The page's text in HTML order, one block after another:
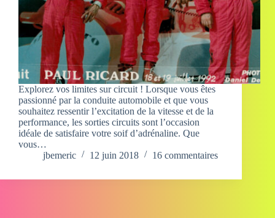
Explorez vos limites sur circuit ! Lorsque vous êtes
passionné par la conduite automobile et que vous
souhaitez ressentir l’excitation de la vitesse et de la
performance, les sorties circuits sont l’occasion
idéale de satisfaire votre soif d’adrénaline. Que
vous…
jbemeric
12 juin 2018 16 commentaires